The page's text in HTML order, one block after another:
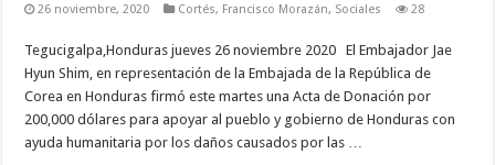
26 noviembre, 2020 Cortés, Francisco Morazán, Sociales 28
Tegucigalpa,Honduras jueves 26 noviembre 2020 El Embajador Jae
Hyun Shim, en representación de la Embajada de la República de
Corea en Honduras firmó este martes una Acta de Donación por
200,000 dólares para apoyar al pueblo y gobierno de Honduras con
ayuda humanitaria por los daños causados por las …